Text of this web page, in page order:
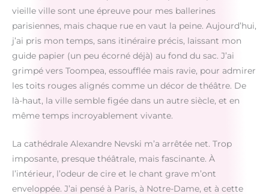
vieille ville sont une épreuve pour mes ballerines
parisiennes, mais chaque rue en vaut la peine. Aujourd’hui,
j’ai pris mon temps, sans itinéraire précis, laissant mon
guide papier (un peu écorné déjà) au fond du sac. J’ai
grimpé vers Toompea, essoufflée mais ravie, pour admirer
les toits rouges alignés comme un décor de théâtre. De
là-haut, la ville semble figée dans un autre siècle, et en
même temps incroyablement vivante.
La cathédrale Alexandre Nevski m’a arrêtée net. Trop
imposante, presque théâtrale, mais fascinante. À
l’intérieur, l’odeur de cire et le chant grave m’ont
enveloppée. J’ai pensé à Paris, à Notre-Dame, et à cette